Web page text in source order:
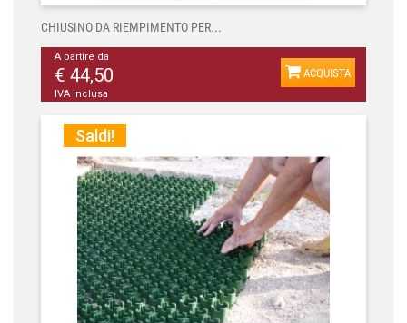
CHIUSINO DA RIEMPIMENTO PER...
A partire da
€ 44,50
IVA inclusa
ACQUISTA
Saldi!